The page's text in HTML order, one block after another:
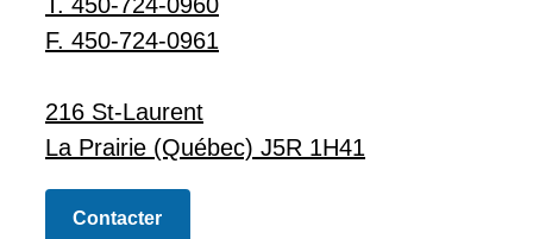
F. 450-724-0961
216 St-Laurent
La Prairie (Québec) J5R 1H41
Contacter